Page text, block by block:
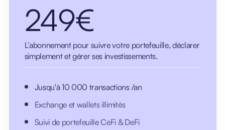
249€
L’abonnement pour suivre votre portefeuille, déclarer
simplement et gérer ses investissements.
Jusqu'à 10 000 transactions /an
Exchange et wallets illimités
Suivi de portefeuille CeFi & DeFi